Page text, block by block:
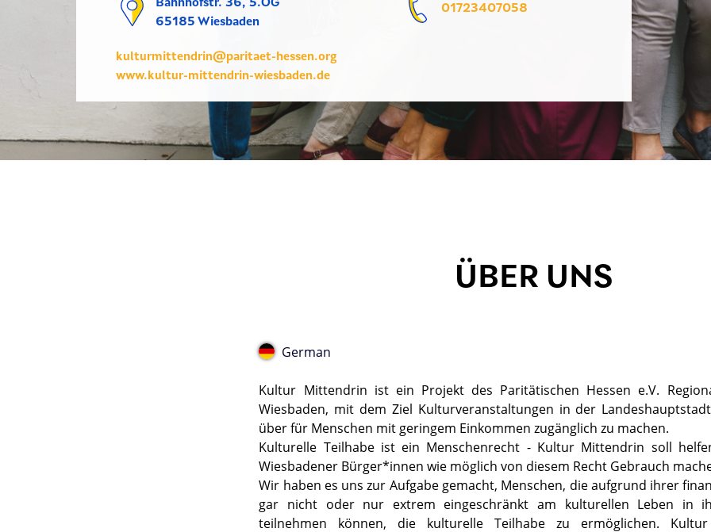
Bahnhofstr. 36, 5.OG
65185 Wiesbaden
01723407058
kulturmittendrin@paritaet-hessen.org
www.kultur-mittendrin-wiesbaden.de
ÜBER UNS
German
Kultur Mittendrin ist ein Projekt des Paritätischen Hessen e.V.
Wiesbaden, mit dem Ziel Kulturveranstaltungen in der
über für Menschen mit geringem Einkommen zugänglich zu machen.
Kulturelle Teilhabe ist ein Menschenrecht - Kultur Mittendrin soll
Wiesbadener Bürger*innen wie möglich von diesem Recht Gebrauch
Wir haben es uns zur Aufgabe gemacht, Menschen, die aufgrund ihrer
gar nicht oder nur extrem eingeschränkt am kulturellen Leben in
teilnehmen können, die kulturelle Teilhabe zu ermöglichen.